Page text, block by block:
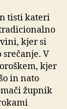
tisti kateri
kjer si
V
kjer
in nato
župnik